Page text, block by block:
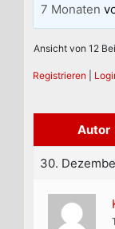
7 Monaten
Ansicht von 12
Registrieren
Autor
30.